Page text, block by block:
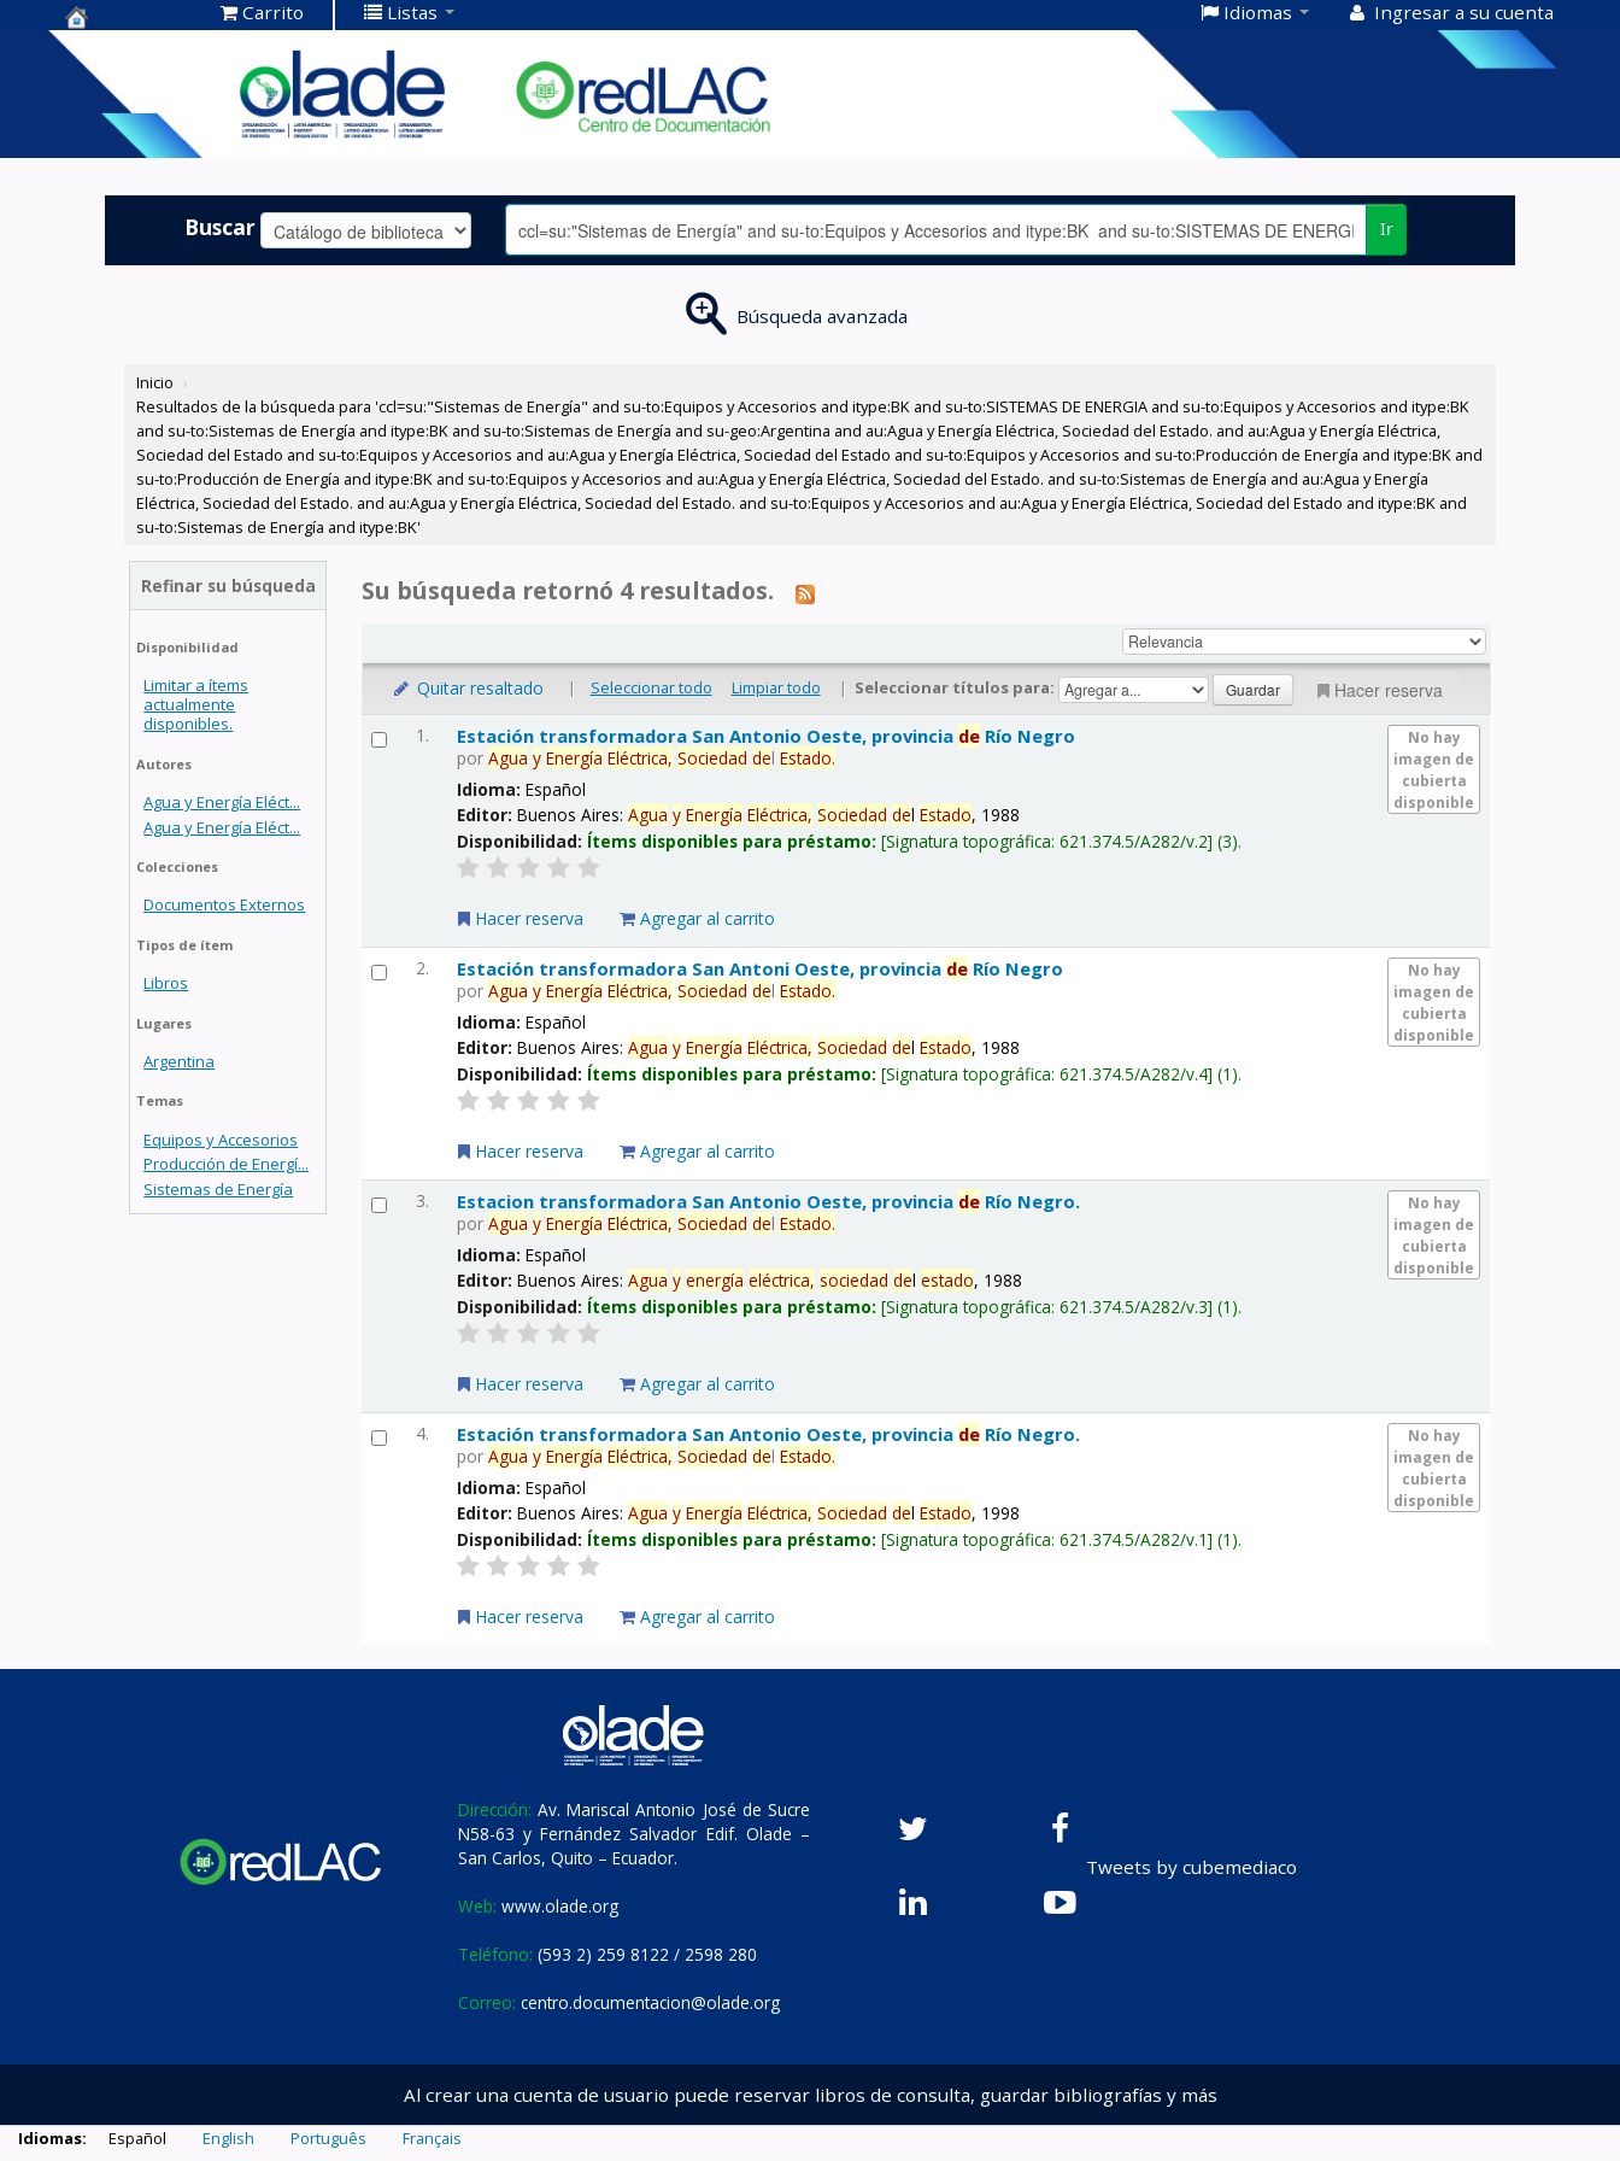
Centro de
Documentación
OLADE -
Carrito Listas Idiomas Ingresar a su cuenta
Buscar Ir
Búsqueda avanzada
Inicio ›
Resultados de la búsqueda para 'ccl=su:"Sistemas de Energía" and su-to:Equipos y Accesorios and itype:BK and su-to:SISTEMAS DE ENERGIA and su-to:Equipos y Accesorios and itype:BK
and su-to:Sistemas de Energía and itype:BK and su-to:Sistemas de Energía and su-geo:Argentina and au:Agua y Energía Eléctrica, Sociedad del Estado. and au:Agua y Energía Eléctrica,
Sociedad del Estado and su-to:Equipos y Accesorios and au:Agua y Energía Eléctrica, Sociedad del Estado and su-to:Equipos y Accesorios and su-to:Producción de Energía and itype:BK and
su-to:Producción de Energía and itype:BK and su-to:Equipos y Accesorios and au:Agua y Energía Eléctrica, Sociedad del Estado. and su-to:Sistemas de Energía and au:Agua y Energía
Eléctrica, Sociedad del Estado. and au:Agua y Energía Eléctrica, Sociedad del Estado. and su-to:Equipos y Accesorios and au:Agua y Energía Eléctrica, Sociedad del Estado and itype:BK and
su-to:Sistemas de Energía and itype:BK'
Refinar su búsqueda
Disponibilidad
Limitar a ítems
actualmente
disponibles.
Autores
Agua y Energía Eléct...
Agua y Energía Eléct...
Colecciones
Documentos Externos
Tipos de ítem
Libros
Lugares
Argentina
Temas
Equipos y Accesorios
Producción de Energí...
Sistemas de Energía
Su búsqueda retornó 4 resultados.
Quitar resaltado | Seleccionar todo Limpiar todo | Seleccionar títulos para: Hacer reserva
1.
No hay
imagen de
cubierta
disponible
Estación transformadora San Antonio Oeste, provincia de Río Negro
porAgua y Energía Eléctrica, Sociedad delEstado.
Idioma:Español
Editor:Buenos Aires:Agua y Energía Eléctrica, Sociedad delEstado, 1988
Disponibilidad: Ítems disponibles para préstamo: Signatura topográfica:621.374.5/A282/v.2 (3).
Hacer reserva Agregar al carrito
2.
No hay
imagen de
cubierta
disponible
Estación transformadora San Antoni Oeste, provincia de Río Negro
porAgua y Energía Eléctrica, Sociedad delEstado.
Idioma:Español
Editor:Buenos Aires:Agua y Energía Eléctrica, Sociedad delEstado, 1988
Disponibilidad: Ítems disponibles para préstamo: Signatura topográfica:621.374.5/A282/v.4 (1).
Hacer reserva Agregar al carrito
3.
No hay
imagen de
cubierta
disponible
Estacion transformadora San Antonio Oeste, provincia de Río Negro.
porAgua y Energía Eléctrica, Sociedad delEstado.
Idioma:Español
Editor:Buenos Aires:Agua y energía eléctrica, sociedad delestado, 1988
Disponibilidad: Ítems disponibles para préstamo: Signatura topográfica:621.374.5/A282/v.3 (1).
Hacer reserva Agregar al carrito
4.
No hay
imagen de
cubierta
disponible
Estación transformadora San Antonio Oeste, provincia de Río Negro.
porAgua y Energía Eléctrica, Sociedad delEstado.
Idioma:Español
Editor:Buenos Aires:Agua y Energía Eléctrica, Sociedad delEstado, 1998
Disponibilidad: Ítems disponibles para préstamo: Signatura topográfica:621.374.5/A282/v.1 (1).
Hacer reserva Agregar al carrito
Dirección: Av. Mariscal Antonio José de Sucre
N58-63 y Fernández Salvador Edif. Olade –
San Carlos, Quito – Ecuador.
Web: www.olade.org
Teléfono: (593 2) 259 8122 / 2598 280
Correo: centro.documentacion@olade.org
Tweets by cubemediaco
Al crear una cuenta de usuario puede reservar libros de consulta, guardar bibliografías y más
Idiomas: Español English Português Français